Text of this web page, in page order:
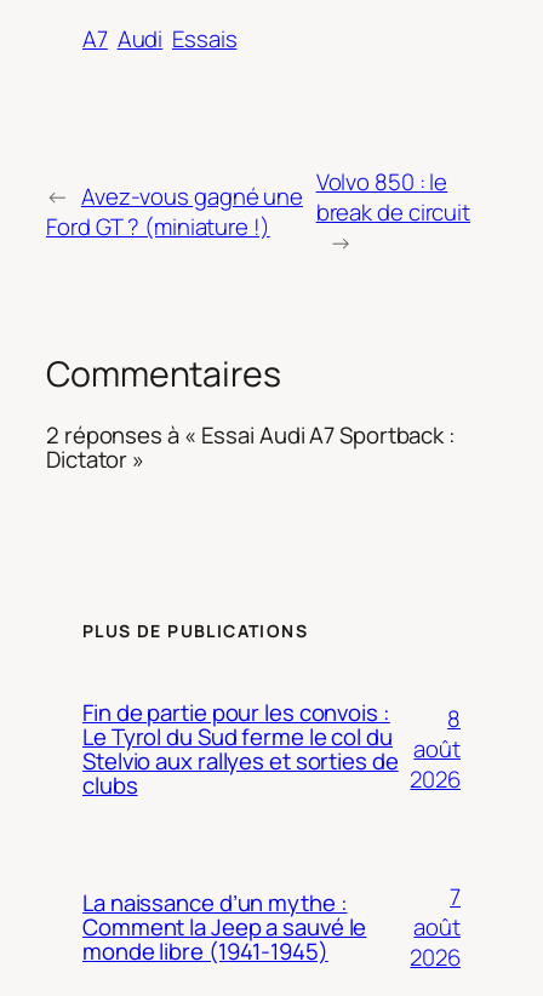
A7 Audi Essais
← Avez-vous gagné une
Ford GT ? (miniature !)
Volvo 850 : le
break de circuit
→
Commentaires
2 réponses à « Essai Audi A7 Sportback :
Dictator »
PLUS DE PUBLICATIONS
Fin de partie pour les convois :
Le Tyrol du Sud ferme le col du
Stelvio aux rallyes et sorties de
clubs
8
août
2026
La naissance d’un mythe :
Comment la Jeep a sauvé le
monde libre (1941-1945)
7
août
2026